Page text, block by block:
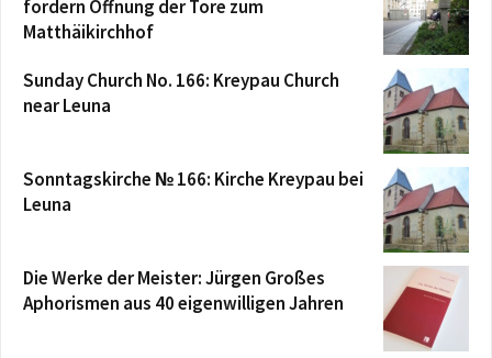
fordern Öffnung der Tore zum
Matthäikirchhof
Sunday Church No. 166: Kreypau Church
near Leuna
Sonntagskirche № 166: Kirche Kreypau bei
Leuna
Die Werke der Meister: Jürgen Großes
Aphorismen aus 40 eigenwilligen Jahren